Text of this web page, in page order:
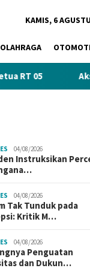
KAMIS, 6
OLAHRAGA
Sigap Dinas
04/08/2026
Instruksikan
04/08/2026
Tak Tunduk pada
Kritik M…
04/08/2026
Penguatan
dan Dukun…